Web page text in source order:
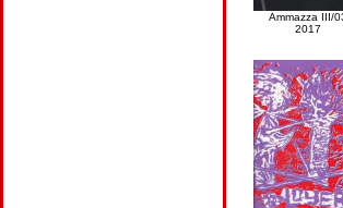
Ammazza III/
2017